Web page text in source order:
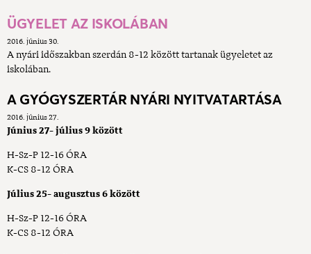
ÜGYELET AZ ISKOLÁBAN
2016. június 30.
A nyári időszakban szerdán 8-12 között tartanak ügyeletet az
iskolában.
A GYÓGYSZERTÁR NYÁRI NYITVATARTÁSA
2016. június 27.
Június 27- július 9 között
H-Sz-P 12-16 ÓRA
K-CS 8-12 ÓRA
Július 25- augusztus 6 között
H-Sz-P 12-16 ÓRA
K-CS 8-12 ÓRA